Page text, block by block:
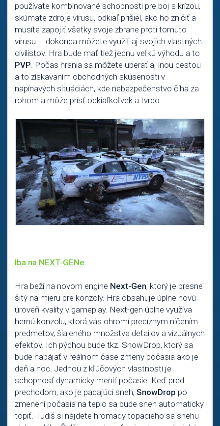
používate kombinované schopnosti pre boj s krízou,
skúmate zdroje vírusu, odkiaľ prišiel, ako ho zničiť a
musíte zapojiť všetky svoje zbrane proti tomuto
vírusu ... dokonca môžete využiť aj svojich vlastných
civilistov. Hra bude mať tiež jednu veľkú výhodu a to
PVP. Počas hrania sa môžete uberať aj inou cestou
a to získavaním obchodných skúsenosti v
napínavých situáciách, kde nebezpečenstvo číha za
rohom a môže prísť odkiaľkoľvek a tvrdo.
Iba na NEXT-GENe
Hra beží na novom engine Next-Gen, ktorý je presne
šitý na mieru pre konzoly. Hra obsahuje úplne novú
úroveň kvality v gameplay. Next-gen úplne využíva
hernú konzolu, ktorá vás ohromí precíznym ničením
predmetov, šialeného množstva detailov a vizuálnych
efektov. Ich pýchou bude tkz. SnowDrop, ktorý sa
bude napájať v reálnom čase zmeny počasia ako je
deň a noc. Jednou z kľúčových vlastností je
schopnosť dynamicky meniť počasie. Keď pred
prechodom, ako je padajúci sneh, SnowDrop po
zmenení počasia na teplo sa bude sneh automaticky
topiť. Tudiš si nájdete hromady topacieho sa snehu